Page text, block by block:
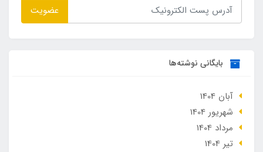
عضویت
بایگانی نوشته‌ها
آبان 1404
شهریور 1404
مرداد 1404
تير 1404